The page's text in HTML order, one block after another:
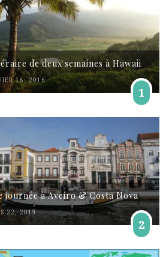
de deux semaines à Hawaii
18, 2016
1
journée à Aveiro & Costa Nova
22, 2019
2